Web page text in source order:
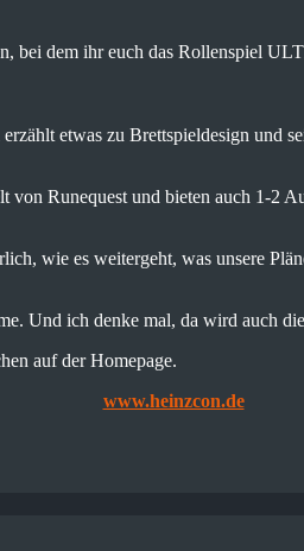
bei dem ihr euch das Rollenspiel
etwas zu Brettspieldesign und
Runequest und bieten auch 1-2
wie es weitergeht, was unsere
Und ich denke mal, da wird auch
auf der Homepage.
www.heinzcon.de